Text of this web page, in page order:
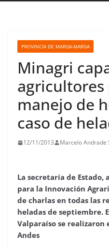
PROVINCIA DE MARGA-MARGA
Minagri
manejo de
caso de
12/11/2013 Marcelo Andrade
La secretaría de Estado,
para la Innovación
de charlas en todas las
heladas de septiembre.
Valparaíso se realizaron
Andes